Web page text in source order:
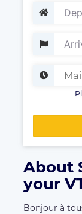
About
your
Bonjour à